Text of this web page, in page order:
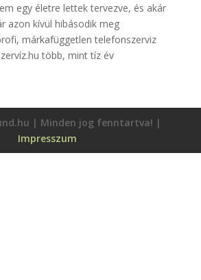
egy életre lettek tervezve, és akár
azon kívül hibásodik meg
márkafüggetlen telefonszerviz
több, mint tíz év
| Minden jog fenntartva! |
Impresszum